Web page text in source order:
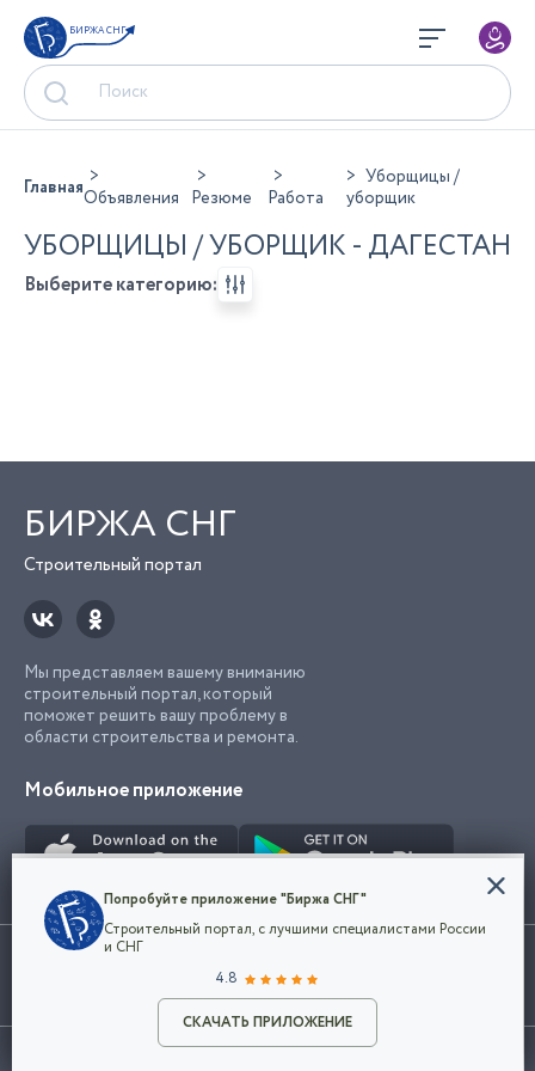
БИРЖА СНГ
Разместить объявление
ГлавнаяОбъявления Резюме Работа
Уборщицы /
уборщик
УБОРЩИЦЫ / УБОРЩИК - ДАГЕСТАН
Выберите категорию:
БИРЖА СНГ
Строительный портал
Мы представляем вашему вниманию
строительный портал, который
поможет решить вашу проблему в
области строительства и ремонта.
Мобильное приложение
Использование сайта, в том числе подача объявлений, означает
марки представленные на сайте являются собственностью их
©2026Биржа СНГ
Конфиденциальность
Мы используем файлы cookie, чтобы сделать
наш сайт удобным для каждого
Политикой конфиденциальности компании
и принимаете условия использования cookie.
Попробуйте приложение "Биржа СНГ"
Строительный портал, с лучшими специалистами России
и СНГ
4.8
СКАЧАТЬ ПРИЛОЖЕНИЕ